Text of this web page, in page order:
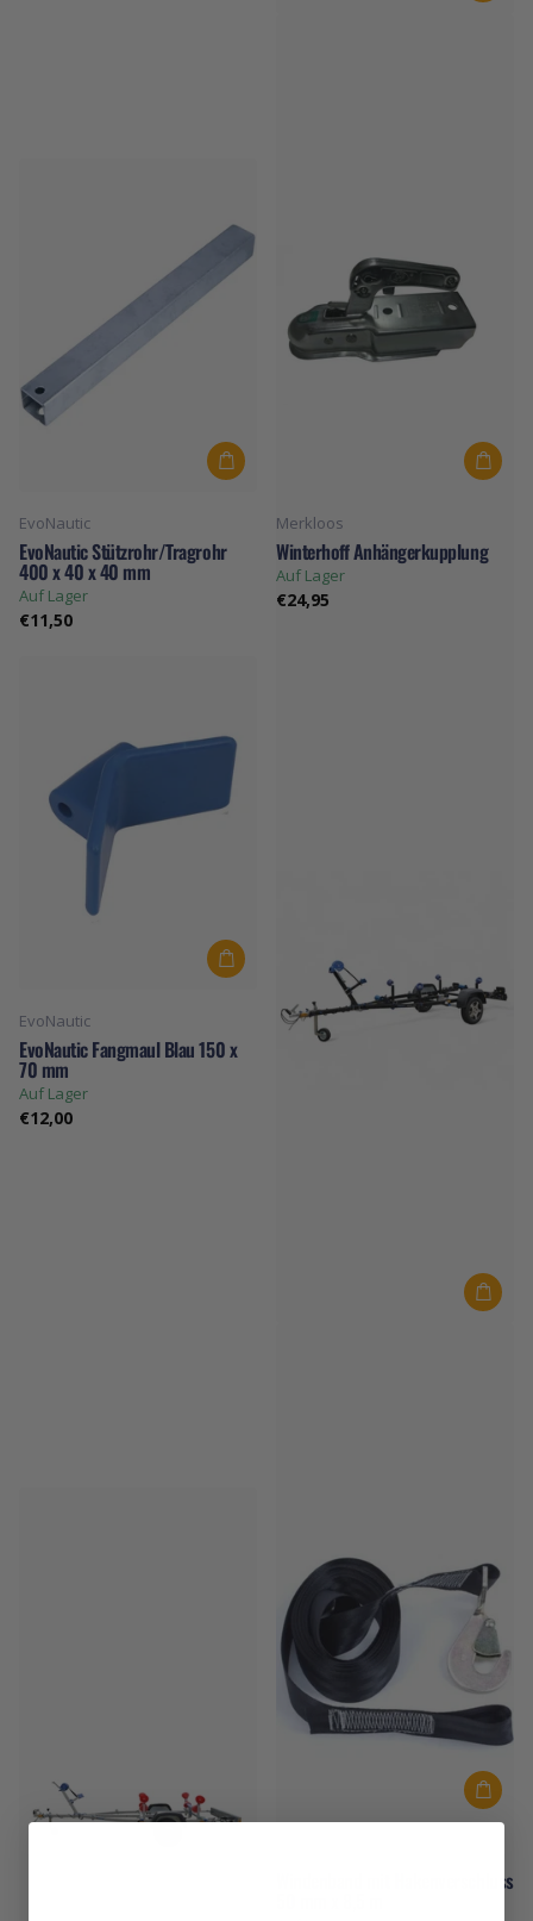
EvoNautic
EvoNautic Stützrohr/Tragrohr
400 x 40 x 40 mm
Auf Lager
€11,50
Merkloos
Winterhoff Anhängerkupplung
Auf Lager
€24,95
EvoNautic
EvoNautic Fangmaul Blau 150 x
70 mm
Auf Lager
€12,00
Windenband mit Hakenverschluss